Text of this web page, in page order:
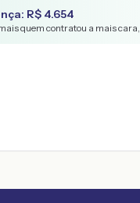
R$ 4.654
quem contratou a mais